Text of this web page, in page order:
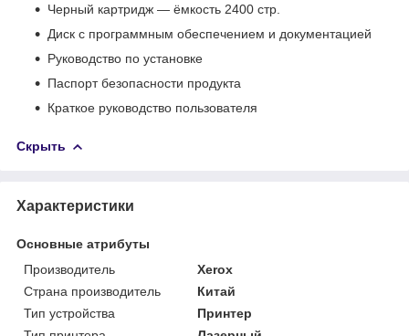
Черный картридж — ёмкость 2400 стр.
Диск с программным обеспечением и документацией
Руководство по установке
Паспорт безопасности продукта
Краткое руководство пользователя
Скрыть
Характеристики
Основные атрибуты
Производитель
Xerox
Страна производитель
Китай
Тип устройства
Принтер